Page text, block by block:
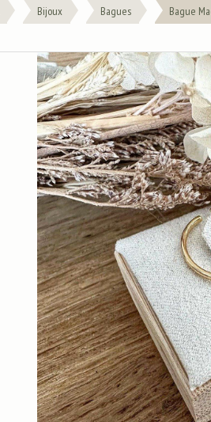
Bijoux Bagues Bague